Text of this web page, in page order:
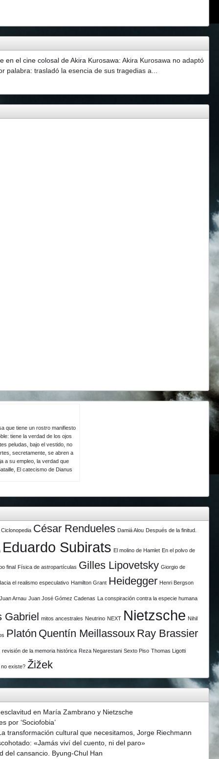
en el cine colosal de Akira Kurosawa: Akira Kurosawa no adaptó
palabra: trasladó la esencia de sus tragedias a...
que tiene un rostro manifiesto
tiene la verdad de los ojos
peludas, bajo el vestido, no
secretamente, se abren a
a su empleo, la verdad que
El catecismo de Dianus
Ciclonopedia César Rendueles Damiá Alou Después de la finitud.
Eduardo Subirats El molino de Hamlet En el polvo de
final Física de astropartículas Gilles Lipovetsky Giorgio de
el realismo especulativo Hamilton Grant Heidegger Henri Bergson
Juan Arnau Juan José Gómez Cadenas La conspiración contra la especie humana
Gabriel mitos ancestrales Neutrino NEXT Nietzsche Nihil
Platón Quentín Meillassoux Ray Brassier
revisión de la memoria histórica Reza Negarestani Sexto Piso Thomas Ligotti
existe? Žižek
en María Zambrano y Nietzsche
por ‘Sociofobia’
transformación cultural que necesitamos, Jorge Riechmann
«Jamás viví del cuento, ni del paro»
del cansancio. Byung-Chul Han